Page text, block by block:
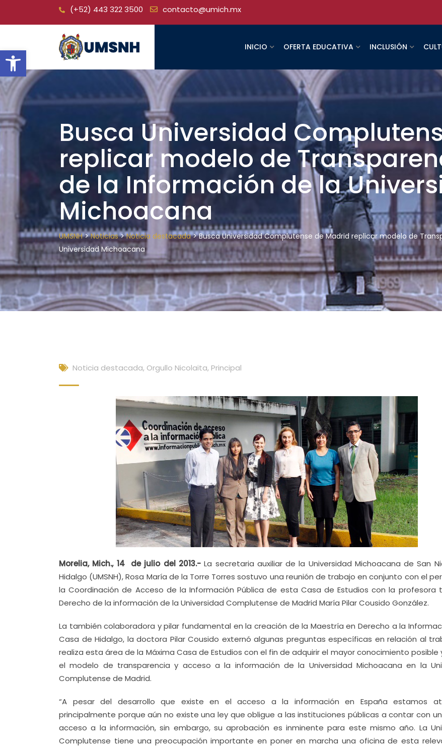
Open toolbar
(+52) 443 322 3500 contacto@umich.mx
INICIO OFERTA EDUCATIVA INCLUSIÓN
Busca Universidad
replicar modelo de
de la Información de la
Michoacana
UMSNH>Noticias>Noticia destacada>Busca Universidad Complutense de Madrid replicar modelo de
Universidad Michoacana
Noticia destacada, Orgullo Nicolaita, Principal
Morelia, Mich., 14 de julio del 2013.-La secretaria auxiliar de la Universidad Michoacana de San
Hidalgo (UMSNH), Rosa María de la Torre Torres sostuvo una reunión de trabajo en conjunto con el
la Coordinación de Acceso de la Información Pública de esta Casa de Estudios con la profesora
Derecho de la información de la Universidad Complutense de Madrid María Pilar Cousido González.
La también colaboradora y pilar fundamental en la creación de la Maestría en Derecho a la
Casa de Hidalgo, la doctora Pilar Cousido externó algunas preguntas específicas en relación al
realiza esta área de la Máxima Casa de Estudios con el fin de adquirir el mayor conocimiento posible
el modelo de transparencia y acceso a la información de la Universidad Michoacana en la
Complutense de Madrid.
“A pesar del desarrollo que existe en el acceso a la información en España estamos
principalmente porque aún no existe una ley que obligue a las instituciones públicas a contar con
acceso a la información, sin embargo, su aprobación es inminente para este mismo año. La
Complutense tiene una preocupación importante en poner en marcha una oficina de esta